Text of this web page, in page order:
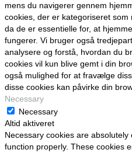
mens du navigerer gennem
cookies, der er kategoriseret som
da de er essentielle for, at
fungerer. Vi bruger også
analysere og forstå, hvordan du
cookies vil kun blive gemt i din
også mulighed for at fravælge
disse cookies kan påvirke din
Necessary
Necessary
Altid aktiveret
Necessary cookies are
function properly. These cookies